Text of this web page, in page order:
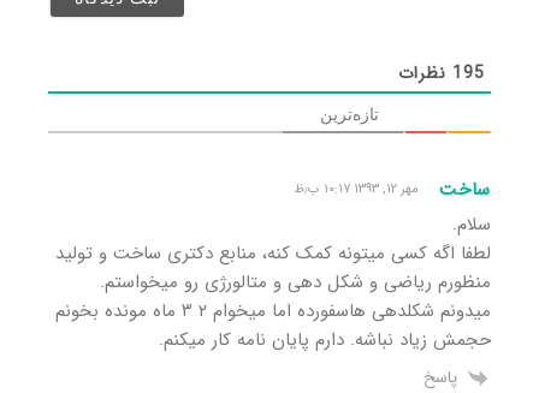
195 نظرات
تازه‌ترین
ساخت مهر ۱۲, ۱۳۹۳ ۱۰:۱۷ ب٫ظ
سلام.
لطفا اگه کسی میتونه کمک کنه، منابع دکتری ساخت و تولید
منظورم ریاضی و شکل دهی و متالورژی رو میخواستم.
میدونم شکلدهی هاسفورده اما میخوام ۲ ۳ ماه مونده بخونم
حجمش زیاد نباشه. دارم پایان نامه کار میکنم.
پاسخ